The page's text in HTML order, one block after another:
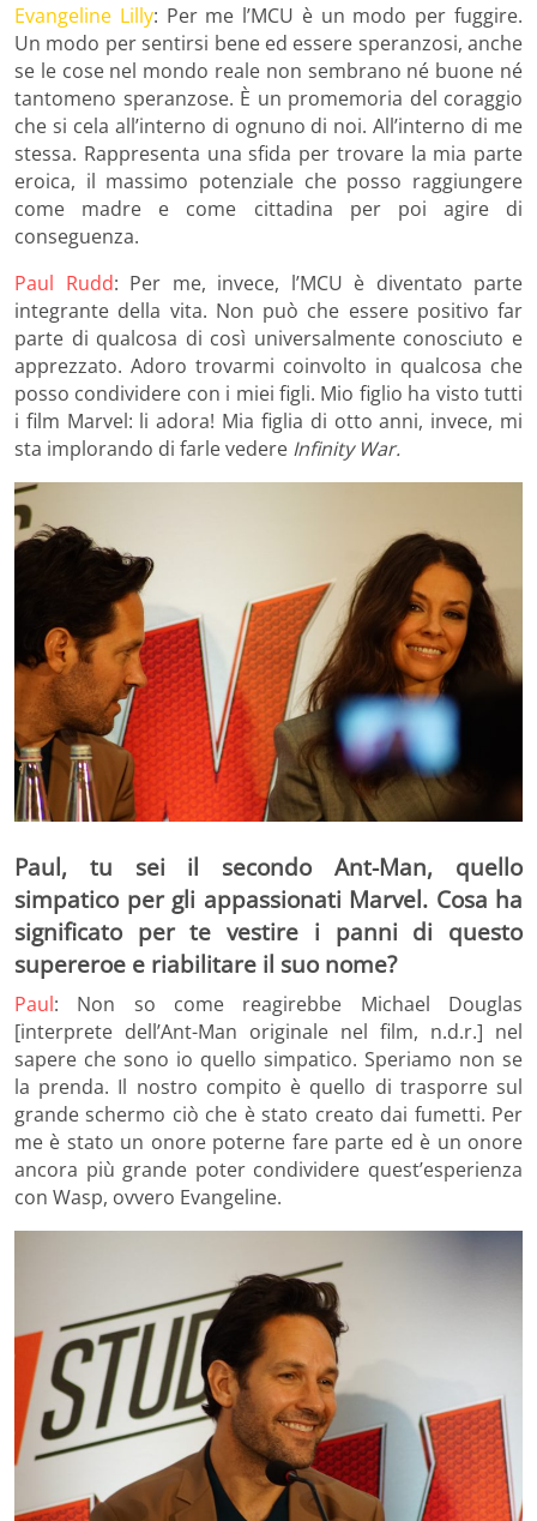
Evangeline Lilly: Per me l’MCU è un modo per fuggire.
Un modo per sentirsi bene ed essere speranzosi, anche
se le cose nel mondo reale non sembrano né buone né
tantomeno speranzose. È un promemoria del coraggio
che si cela all’interno di ognuno di noi. All’interno di me
stessa. Rappresenta una sfida per trovare la mia parte
eroica, il massimo potenziale che posso raggiungere
come madre e come cittadina per poi agire di
conseguenza.
Paul Rudd: Per me, invece, l’MCU è diventato parte
integrante della vita. Non può che essere positivo far
parte di qualcosa di così universalmente conosciuto e
apprezzato. Adoro trovarmi coinvolto in qualcosa che
posso condividere con i miei figli. Mio figlio ha visto tutti
i film Marvel: li adora! Mia figlia di otto anni, invece, mi
sta implorando di farle vedere Infinity War.
Paul, tu sei il secondo Ant-Man, quello
simpatico per gli appassionati Marvel. Cosa ha
significato per te vestire i panni di questo
supereroe e riabilitare il suo nome?
Paul: Non so come reagirebbe Michael Douglas
[interprete dell’Ant-Man originale nel film, n.d.r.] nel
sapere che sono io quello simpatico. Speriamo non se
la prenda. Il nostro compito è quello di trasporre sul
grande schermo ciò che è stato creato dai fumetti. Per
me è stato un onore poterne fare parte ed è un onore
ancora più grande poter condividere quest’esperienza
con Wasp, ovvero Evangeline.